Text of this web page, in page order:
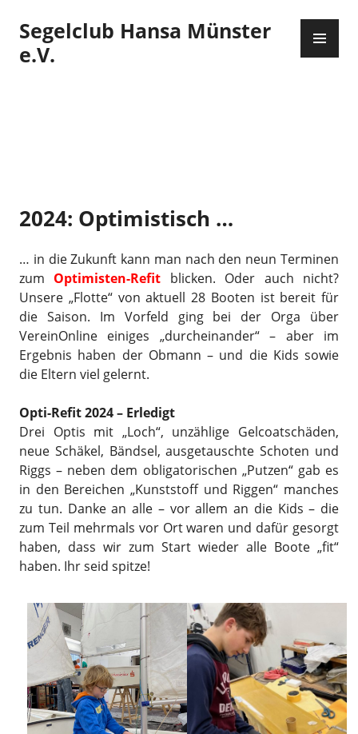
Inhalt
springen
Segelclub Hansa Münster
e.V.
2024: Optimistisch …
… in die Zukunft kann man nach den neun Terminen
zum Optimisten-Refit blicken. Oder auch nicht?
Unsere „Flotte“ von aktuell 28 Booten ist bereit für
die Saison. Im Vorfeld ging bei der Orga über
VereinOnline einiges „durcheinander“ – aber im
Ergebnis haben der Obmann – und die Kids sowie
die Eltern viel gelernt.
Opti-Refit 2024 – Erledigt
Drei Optis mit „Loch“, unzählige Gelcoatschäden,
neue Schäkel, Bändsel, ausgetauschte Schoten und
Riggs – neben dem obligatorischen „Putzen“ gab es
in den Bereichen „Kunststoff und Riggen“ manches
zu tun. Danke an alle – vor allem an die Kids – die
zum Teil mehrmals vor Ort waren und dafür gesorgt
haben, dass wir zum Start wieder alle Boote „fit“
haben. Ihr seid spitze!